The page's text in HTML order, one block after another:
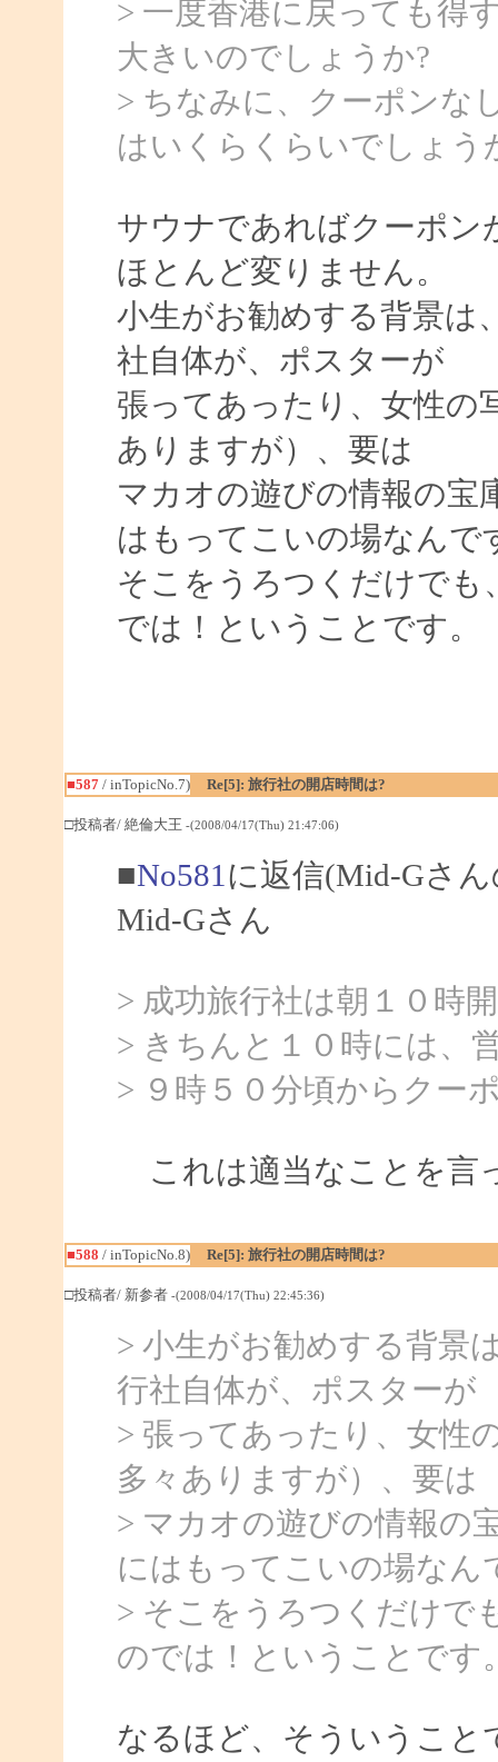
> 一度香港に戻っても得
大きいのでしょうか?
> ちなみに、クーポンな
はいくらくらいでしょう
サウナであればクーポン
ほとんど変りません。
小生がお勧めする背景は
社自体が、ポスターが
張ってあったり、女性の
ありますが）、要は
マカオの遊びの情報の宝
はもってこいの場なんで
そこをうろつくだけで
では！ということです。
■587/ inTopicNo.7) Re[5]: 旅行社の開店時間は?
□投稿者/ 絶倫大王 -(2008/04/17(Thu) 21:47:06)
■No581 に返信(Mid-Gさ
Mid-Gさん
> 成功旅行社は朝１０時
> きちんと１０時には、
> ９時５０分頃からクー
これは適当なことを言
■588 / inTopicNo.8) Re[5]: 旅行社の開店時間は?
□投稿者/ 新参者 -(2008/04/17(Thu) 22:45:36)
> 小生がお勧めする背景
行社自体が、ポスターが
> 張ってあったり、女性
多々ありますが）、要は
> マカオの遊びの情報の
にはもってこいの場なん
> そこをうろつくだけで
のでは！ということです
なるほど、そういうこと